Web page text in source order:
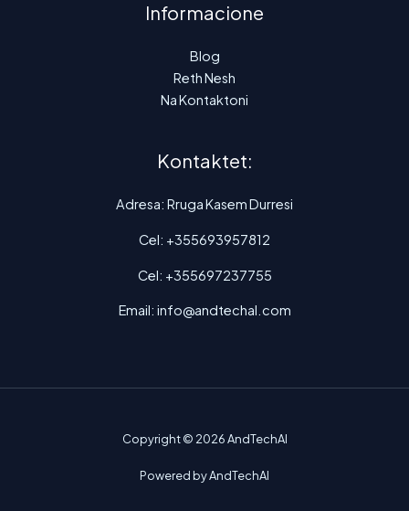
Informacione
Blog
Reth Nesh
Na Kontaktoni
Kontaktet:
Adresa: Rruga Kasem Durresi
Cel: +355693957812
Cel: +355697237755
Email: info@andtechal.com
Copyright © 2026 AndTechAl
Powered by AndTechAl